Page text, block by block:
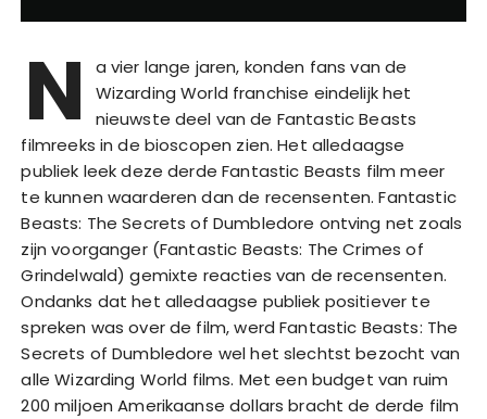
N
a vier lange jaren, konden fans van de
Wizarding World franchise eindelijk het
nieuwste deel van de Fantastic Beasts
filmreeks in de bioscopen zien. Het alledaagse
publiek leek deze derde Fantastic Beasts film meer
te kunnen waarderen dan de recensenten. Fantastic
Beasts: The Secrets of Dumbledore ontving net zoals
zijn voorganger (Fantastic Beasts: The Crimes of
Grindelwald) gemixte reacties van de recensenten.
Ondanks dat het alledaagse publiek positiever te
spreken was over de film, werd Fantastic Beasts: The
Secrets of Dumbledore wel het slechtst bezocht van
alle Wizarding World films. Met een budget van ruim
200 miljoen Amerikaanse dollars bracht de derde film